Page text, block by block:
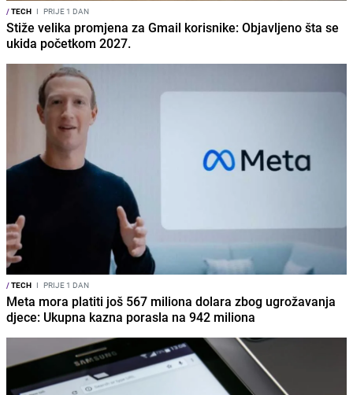
/TECH I PRIJE 1 DAN
Stiže velika promjena za Gmail korisnike: Objavljeno šta se
ukida početkom 2027.
/TECH I PRIJE 1 DAN
Meta mora platiti još 567 miliona dolara zbog ugrožavanja
djece: Ukupna kazna porasla na 942 miliona